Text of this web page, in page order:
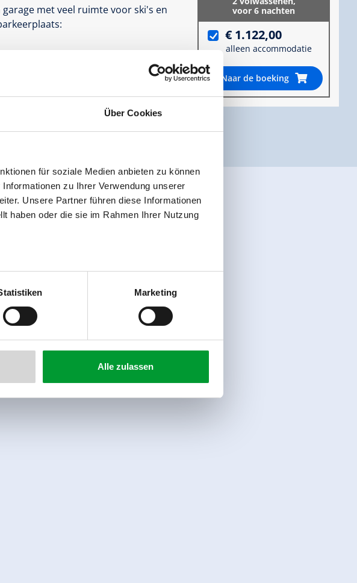
Über Cookies
für soziale Medien anbieten zu können
zu Ihrer Verwendung unserer
Unsere Partner führen diese Informationen
haben oder die sie im Rahmen Ihrer Nutzung
Marketing
Alle zulassen
met veel ruimte voor ski's en
voor 6 nachten
€ 1.122,00
alleen accommodatie
Naar de boeking